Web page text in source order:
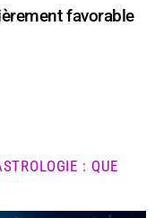
favorable
: QUE